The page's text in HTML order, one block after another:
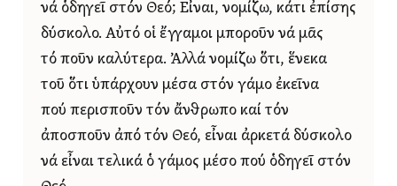
νά ὁδηγεῖ στόν Θεό; Εἶναι, νομίζω, κάτι ἐπίσης
δύσκολο. Αὐτό οἱ ἔγγαμοι μποροῦν νά μᾶς
τό ποῦν καλύτερα. Ἀλλά νομίζω ὅτι, ἕνεκα
τοῦ ὅτι ὑπάρχουν μέσα στόν γάμο ἐκεῖνα
πού περισποῦν τόν ἄνθρωπο καί τόν
ἀποσποῦν ἀπό τόν Θεό, εἶναι ἀρκετά δύσκολο
νά εἶναι τελικά ὁ γάμος μέσο πού ὁδηγεῖ στόν